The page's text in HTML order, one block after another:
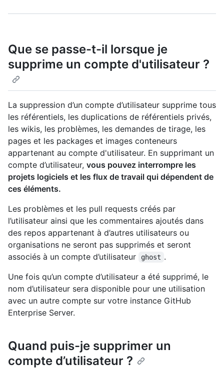
Que se passe-t-il lorsque je
supprime un compte d'utilisateur ?
La suppression d’un compte d’utilisateur supprime tous
les référentiels, les duplications de référentiels privés,
les wikis, les problèmes, les demandes de tirage, les
pages et les packages et images conteneurs
appartenant au compte d'utilisateur. En supprimant un
compte d’utilisateur, vous pouvez interrompre les
projets logiciels et les flux de travail qui dépendent de
ces éléments.
Les problèmes et les pull requests créés par
l’utilisateur ainsi que les commentaires ajoutés dans
des repos appartenant à d’autres utilisateurs ou
organisations ne seront pas supprimés et seront
associés à un compte d’utilisateur
ghost .
Une fois qu’un compte d’utilisateur a été supprimé, le
nom d’utilisateur sera disponible pour une utilisation
avec un autre compte sur votre instance GitHub
Enterprise Server.
Quand puis-je supprimer un
compte d’utilisateur ?